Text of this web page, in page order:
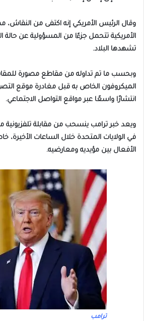
وقال الرئيس الأمريكي إنه اكتفى من النقاش،
الأمريكية تتحمل جزءًا من المسؤولية عن حالة
تشهدها البلاد.
وبحسب ما تم تداوله من مقاطع مصورة
الميكروفون الخاص به قبل مغادرة موقع
انتشارًا واسعًا عبر مواقع التواصل الاجتماعي.
ويعد خبر ترامب ينسحب من مقابلة تلفزيونية
في الولايات المتحدة خلال الساعات الأخيرة،
الأفعال بين مؤيديه ومعارضيه.
ترامب